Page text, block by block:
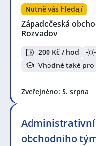
Nutně vás hledají
Západočeská
Rozvadov
200 Kč / hod
Vhodné také
Zveřejněno: 5. srpna
Administrativní
obchodního